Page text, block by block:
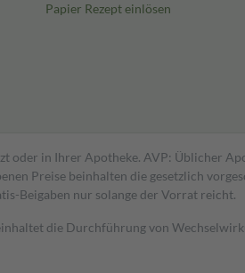
Papier Rezept einlösen
oder in Ihrer Apotheke. AVP: Üblicher
Preise beinhalten die gesetzlich
Beigaben nur solange der Vorrat reicht.
die Durchführung von